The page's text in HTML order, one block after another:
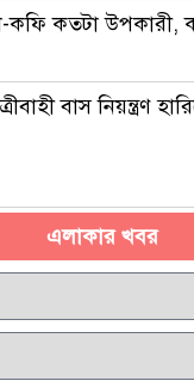
কফি কতটা উপকারী,
বাস নিয়ন্ত্রণ
এলাকার খবর